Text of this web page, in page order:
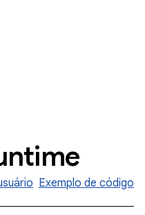
Exemplo de código